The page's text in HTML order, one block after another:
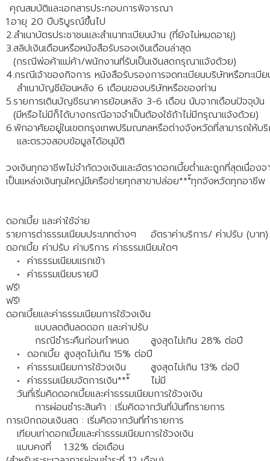
คุณสมบัติและเอกสารประกอบการพิจารณา
1.อายุ 20 ปีบริบูรณ์ขึ้นไป
2.สำเนาบัตรประชาชนและสำเนาทะเบียนบ้าน (ที่ยังไม่หมดอายุ)
3.สลิปเงินเดือนหรือหนังสือรับรองเงินเดือนล่าสุด
(กรณีพ่อค้าแม่ค้า/พนักงานที่รับเป็นเงินสดกรุณาแจ้งด้วย)
4.กรณีเจ้าของกิจการ หนังสือรับรองการจดทะเบียนบริษัทหรือทะเบี
สำเนาบัญชีย้อนหลัง 6 เดือนของบริษัทหรือของท่าน
5.รายการเดินบัญชีธนาคารย้อนหลัง 3-6 เดือน นับจากเดือนปัจจุบัน
(มีหรือไม่มีก็ได้บางกรณีอาจจำเป็นต้องใช้ถ้าไม่มีกรุณาแจ้งด้วย)
6.พักอาศัยอยู่ในเขตกรุงเทพปริมณฑลหรือต่างจังหวัดที่สามารถให้บริ
และตรวจสอบข้อมูลได้อนุมัติ
วงเงินทุกอาชีพไม่จำกัดวงเงินและอัตราดอกเบี้ยต่ำและถูกที่สุดเนื่องจ
เป็นแหล่งเงินทุนใหญ่มีเครือข่ายทุกสาขาปล่อย***้ทุกจังหวัดทุกอาชีพ
ดอกเบี้ย และค่าใช้จ่าย
รายการต่าธรรมเนียมประเภทต่างๆ
อัตราค่าบริการ/ ค่าปรับ (บาท)
ดอกเบี้ย ค่าปรับ ค่าบริการ ค่าธรรมเนียมใดๆ
• ค่าธรรมเนียมแรกเข้า
• ค่าธรรมเนียมรายปี
ฟรี!
ฟรี!
ดอกเบี้ยและค่าธรรมเนียมการใช้วงเงิน
แบบลดต้นลดดอก และค่าปรับ
กรณีชำระคืนก่อนกำหนด
สูงสุดไม่เกิน 28% ต่อปี
• ดอกเบี้ย สูงสุดไม่เกิน 15% ต่อปี
• ค่าธรรมเนียมการใช้วงเงิน
สูงสุดไม่เกิน 13% ต่อปี
• ค่าธรรมเนียมจัดการเงิน***้
ไม่มี
วันที่เริ่มคิดดอกเบี้ยและค่าธรรมเนียมการใช้วงเงิน
การผ่อนชำระสินค้า : เริ่มคิดจากวันที่บันทึกรายการ
การเบิกถอนเงินสด : เริ่มคิดจากวันที่ทำรายการ
เทียบเท่าดอกเบี้ยและค่าธรรมเนียมการใช้วงเงิน
แบบคงที่
1.32% ต่อเดือน